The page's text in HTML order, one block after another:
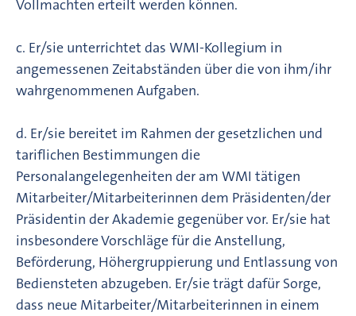
Vollmachten erteilt werden können.
c. Er/sie unterrichtet das WMI-Kollegium in
angemessenen Zeitabständen über die von ihm/ihr
wahrgenommenen Aufgaben.
d. Er/sie bereitet im Rahmen der gesetzlichen und
tariflichen Bestimmungen die
Personalangelegenheiten der am WMI tätigen
Mitarbeiter/Mitarbeiterinnen dem Präsidenten/der
Präsidentin der Akademie gegenüber vor. Er/sie hat
insbesondere Vorschläge für die Anstellung,
Beförderung, Höhergruppierung und Entlassung von
Bediensteten abzugeben. Er/sie trägt dafür Sorge,
dass neue Mitarbeiter/Mitarbeiterinnen in einem